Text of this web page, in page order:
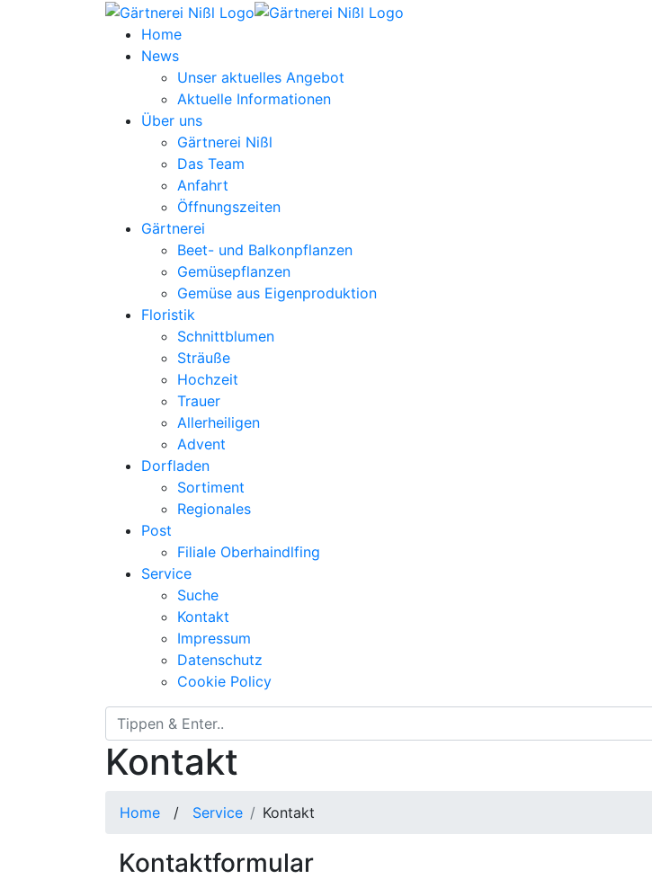
Home
News
Unser aktuelles Angebot
Aktuelle Informationen
Über uns
Gärtnerei Nißl
Das Team
Anfahrt
Öffnungszeiten
Gärtnerei
Beet- und Balkonpflanzen
Gemüsepflanzen
Gemüse aus Eigenproduktion
Floristik
Schnittblumen
Sträuße
Hochzeit
Trauer
Allerheiligen
Advent
Dorfladen
Sortiment
Regionales
Post
Filiale Oberhaindlfing
Service
Suche
Kontakt
Impressum
Datenschutz
Cookie Policy
Kontakt
Home / Service Kontakt
Kontaktformular